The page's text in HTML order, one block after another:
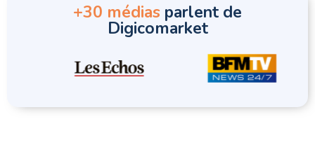
+30 médias parlent de
Digicomarket